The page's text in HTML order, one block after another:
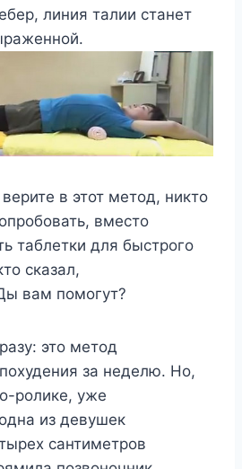
линия талии станет
в этот метод, никто
вместо
таблетки для быстрого
сказал,
вам помогут?
это метод
за неделю. Но,
ролике, уже
из девушек
сантиметров